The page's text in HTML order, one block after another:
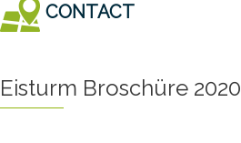
CONTACT
Eisturm Broschüre 2020